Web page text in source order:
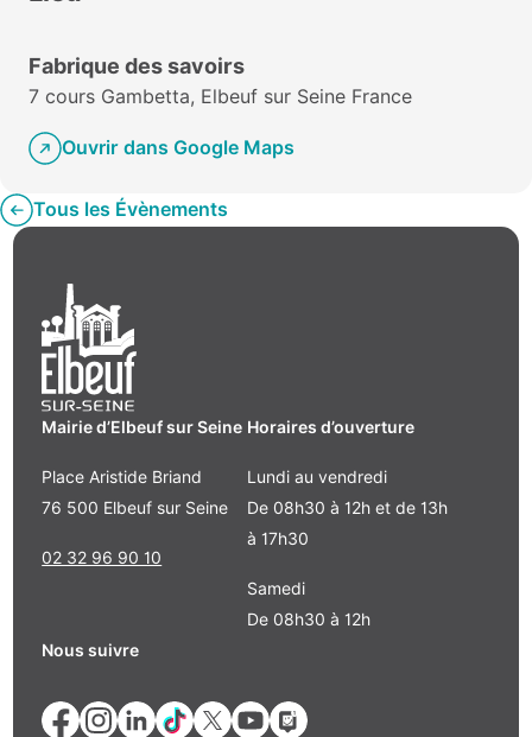
Fabrique des savoirs
7 cours Gambetta, Elbeuf sur Seine France
Ouvrir dans Google Maps
Tous les Évènements
Mairie d’Elbeuf sur Seine
Place Aristide Briand
76 500 Elbeuf sur Seine
02 32 96 90 10
Horaires d’ouverture
Lundi au vendredi
De 08h30 à 12h et de 13h
à 17h30
Samedi
De 08h30 à 12h
Nous suivre